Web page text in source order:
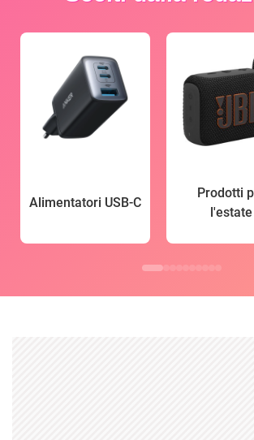
Alimentatori USB-C
Prodotti
l'estate